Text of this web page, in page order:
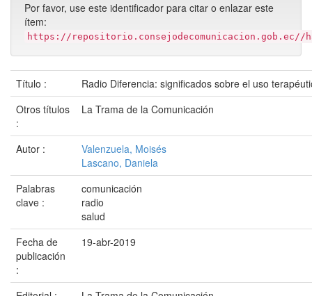
Por favor, use este identificador para citar o enlazar este
ítem:
https://repositorio.consejodecomunicacion.gob.ec//
Título :
Radio Diferencia: significados sobre el uso
Otros títulos
:
La Trama de la Comunicación
Autor :
Valenzuela, Moisés
Lascano, Daniela
Palabras
clave :
comunicación
radio
salud
Fecha de
publicación
:
19-abr-2019